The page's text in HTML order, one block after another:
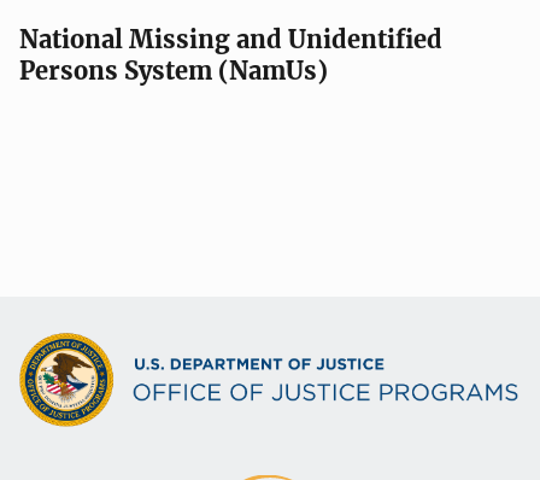
National Missing and Unidentified
Persons System (NamUs)